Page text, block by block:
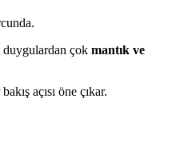
duygulardan çok mantık ve
açısı öne çıkar.